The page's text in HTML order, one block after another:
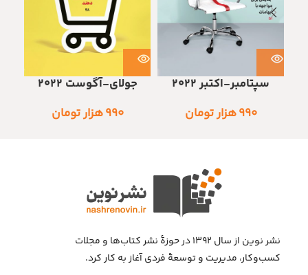
سپتامبر-اکتبر 2022
۹۹۰هزار تومان
جولای-آگوست 2022
۹۹۰هزار تومان
نشر نوین از سال ۱۳۹۲ در حوزهٔ نشر کتاب‌ها و مجلات
کسب‌وکار، مدیریت و توسعهٔ فردی آغاز به کار کرد.